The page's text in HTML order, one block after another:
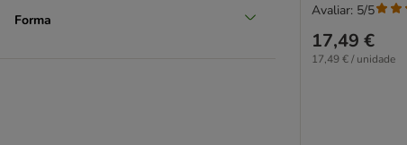
Forma
17,49 €
17,49 € / unidade
Avaliar: 5/5